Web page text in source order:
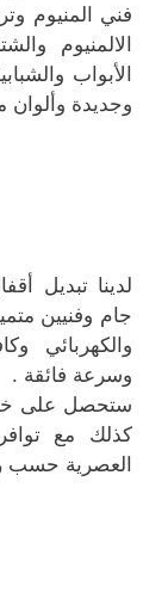
فني المنيوم
الالمنيوم
الأبواب
وجديدة وألوان
لدينا تبديل
جام وفنيين
والكهربائي
وسرعة فائقة .
ستحصل على
كذلك مع
العصرية حسب